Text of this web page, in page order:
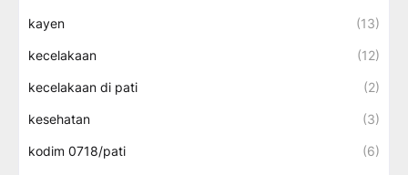
kayen (13)
kecelakaan (12)
kecelakaan di pati (2)
kesehatan (3)
kodim 0718/pati (6)